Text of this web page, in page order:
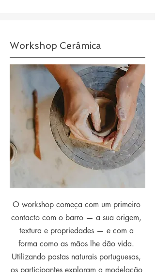
Workshop Cerâmica
O workshop começa com um primeiro
contacto com o barro — a sua origem,
textura e propriedades — e com a
forma como as mãos lhe dão vida.
Utilizando pastas naturais portuguesas,